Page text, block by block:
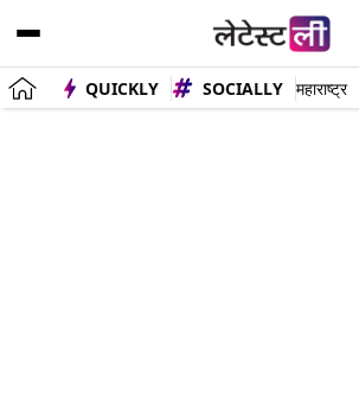
QUICKLY SOCIALLY महाराष्ट्र